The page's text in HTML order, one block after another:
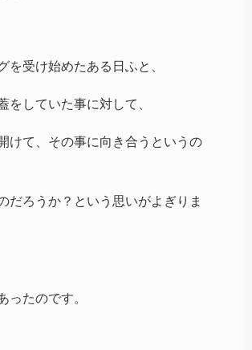
を受け始めたある日ふと、
をしていた事に対して、
けて、その事に向き合うというの
だろうか？という思いがよぎりま
ったのです。